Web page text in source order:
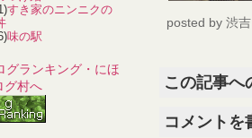
すき家のニンニクの
味の駅
posted by 渋吉
この記事へ
コメントを